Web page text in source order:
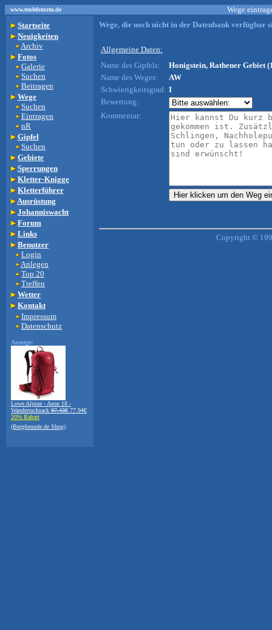
www.teufelsturm.de
Wege
Startseite
Neuigkeiten
Archiv
Fotos
Galerie
Suchen
Beitragen
Wege
Suchen
Eintragen
nR
Gipfel
Suchen
Gebiete
Sperrungen
Kletter-Knigge
Kletterführer
Ausrüstung
Johanniswacht
Forum
Links
Benutzer
Login
Anlegen
Top 20
Treffen
Wetter
Kontakt
Impressum
Datenschutz
Anzeige:
Lowe Alpine - Aeon 18 -
Wanderrucksack 97.43€ 77.94€
20% Rabatt
(Bergfreunde.de Shop)
Wege, die noch nicht in der Datenbank verfügbar
Allgemeine Daten:
Name des Gipfels:
Honigstein, Rathener Gebiet
Name des Weges:
AW
Schwierigkeitsgrad: I
Bewertung:
Kommentar:
Copyright ©